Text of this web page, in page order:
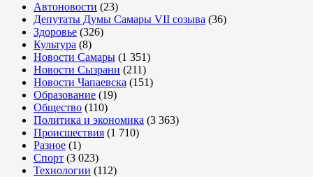
Автоновости (23)
Депутаты Думы Самары VII созыва (36)
Здоровье (326)
Культура (8)
Новости Самары (1 351)
Новости Сызрани (211)
Новости Чапаевска (151)
Образование (19)
Общество (110)
Политика и экономика (3 363)
Происшествия (1 710)
Разное (1)
Спорт (3 023)
Технологии (112)